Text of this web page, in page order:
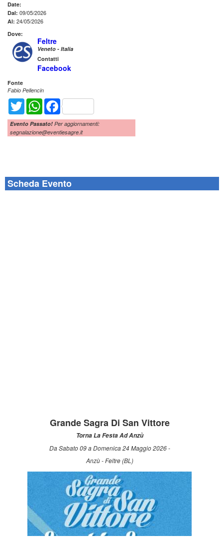
Date:
Dal: 09/05/2026
Al: 24/05/2026
Dove:
Feltre
Veneto - Italia
Contatti
Facebook
Fonte
Fabio Pellencin
Twitter WhatsAppFacebook
Evento Passato! Per aggiornamenti:
segnalazione@eventiesagre.it
Scheda Evento
Grande Sagra Di San Vittore
Torna La Festa Ad Anzù
Da Sabato 09 a Domenica 24 Maggio 2026 -
Anzù - Feltre (BL)